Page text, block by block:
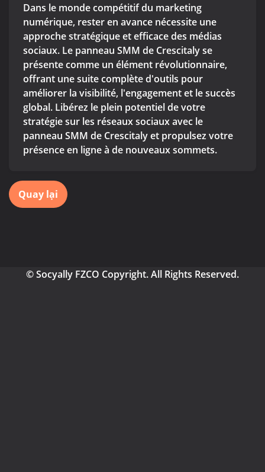
Dans le monde compétitif du marketing
numérique, rester en avance nécessite une
approche stratégique et efficace des médias
sociaux. Le panneau SMM de Crescitaly se
présente comme un élément révolutionnaire,
offrant une suite complète d'outils pour
améliorer la visibilité, l'engagement et le succès
global. Libérez le plein potentiel de votre
stratégie sur les réseaux sociaux avec le
panneau SMM de Crescitaly et propulsez votre
présence en ligne à de nouveaux sommets.
Quay lại
© Socyally FZCO Copyright. All Rights Reserved.